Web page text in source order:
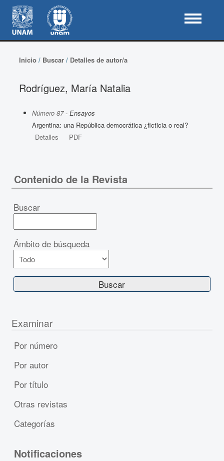
Inicio/ Buscar/ Detalles de autor/a
Rodríguez, María Natalia
Número 87- Ensayos
Argentina: una República democrática ¿ficticia o real?
Detalles
PDF
Contenido de la Revista
Buscar
Ámbito de búsqueda
Examinar
Por número
Por autor
Por título
Otras revistas
Categorías
Notificaciones